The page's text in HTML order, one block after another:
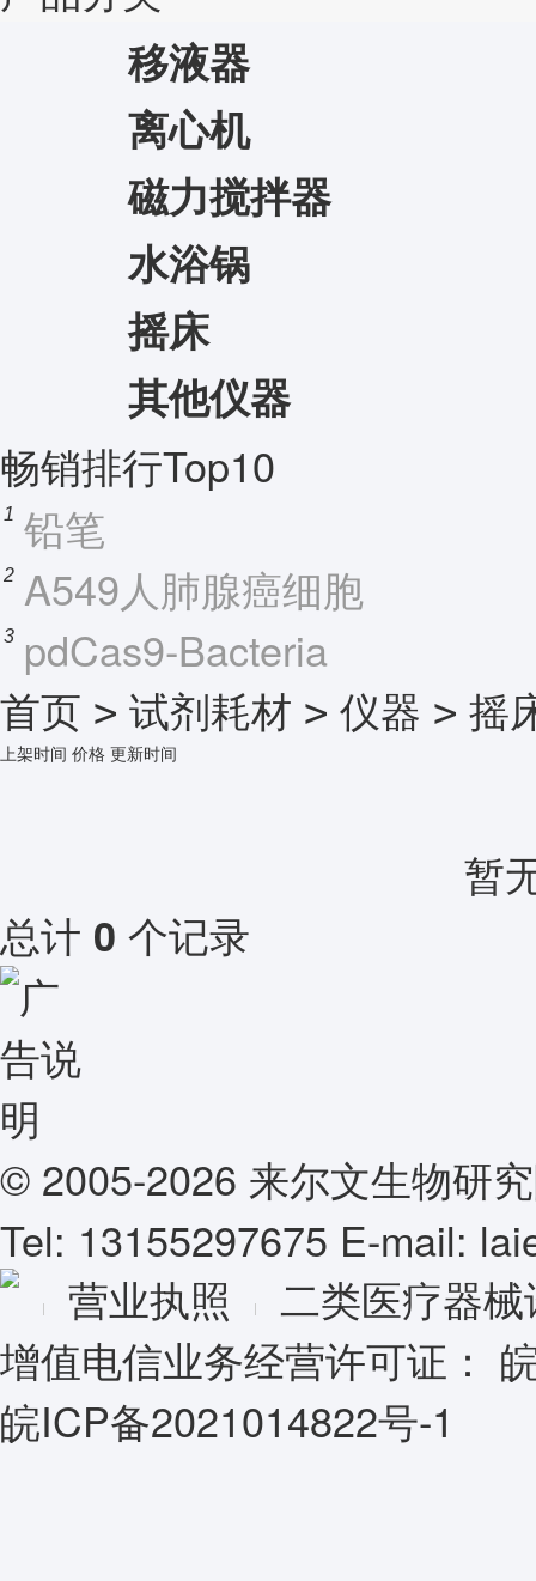
移液器
离心机
磁力搅拌器
水浴锅
摇床
其他仪器
畅销排行Top10
1 铅笔
2 A549人肺腺癌细胞
3 pdCas9-Bacteria
首页 > 试剂耗材 > 仪器 > 摇
上架时间 价格 更新时间
暂
总计 0 个记录
© 2005-2026 来尔文生物研
Tel: 13155297675 E-mail:
营业执照
二类医疗器
增值电信业务经营许可证：
皖ICP备2021014822号-1